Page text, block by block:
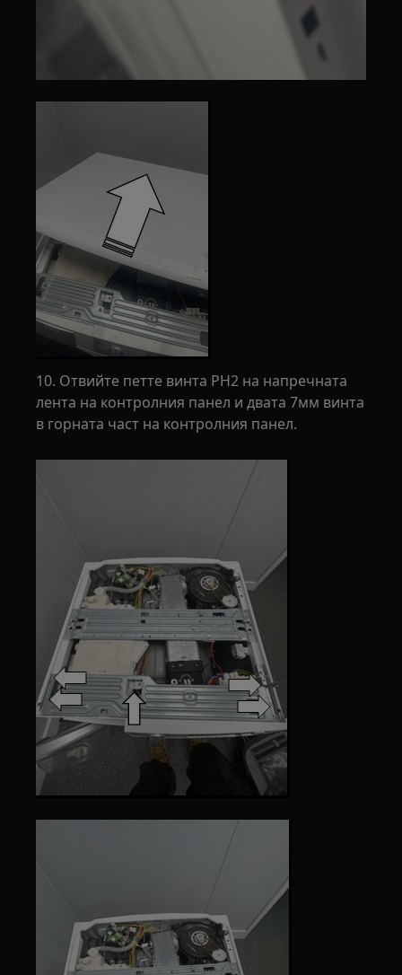
10. Отвийте петте винта PH2 на напречната
лента на контролния панел и двата 7мм винта
в горната част на контролния панел.